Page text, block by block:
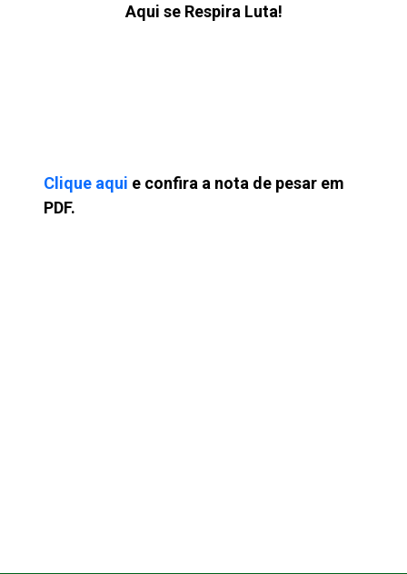
Aqui se Respira Luta!
Clique aqui e confira a nota de pesar em
PDF.